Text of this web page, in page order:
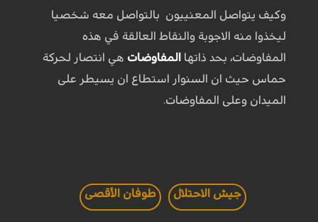
وكيف يتواصل المعنييون بالتواصل معه شخصيا
ليخذوا منه الاجوبة والنقاط العالقة في هذه
المفاوضات، بحد ذاتها المفاوضات هي انتصار لحركة
حماس حيث ان السنوار استطاع ان يسيطر على
الميدان وعلى المفاوضات.
جيش الاحتلال طوفان الأقصى